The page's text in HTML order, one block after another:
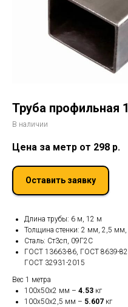
Труба профильная
В наличии
Цена за метр от 298 р.
Оставить заявку
Длина трубы: 6 м, 12 м
Толщина стенки: 2 мм, 2,5
Сталь: Ст3сп, 09Г2С
ГОСТ 13663-86, ГОСТ 8639-
ГОСТ 32931-2015
Вес 1 метра
100х50х2 мм – 4.53 кг
100х50х2,5 мм – 5.607 кг